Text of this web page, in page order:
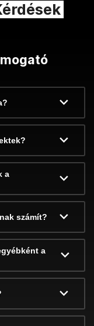
a
számít?
a